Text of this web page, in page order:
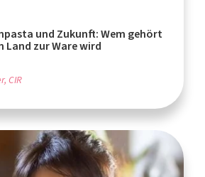
und Zukunft: Wem gehört
Land zur Ware wird
CIR